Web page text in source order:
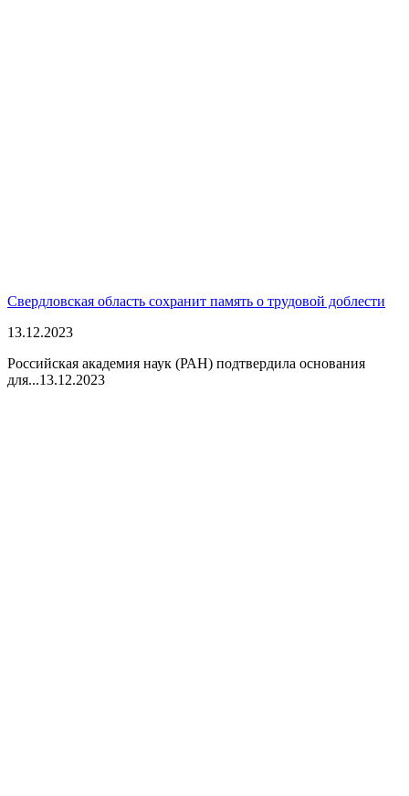
Свердловская область сохранит память о трудовой доблести
13.12.2023
Российская академия наук (РАН) подтвердила основания
для...13.12.2023